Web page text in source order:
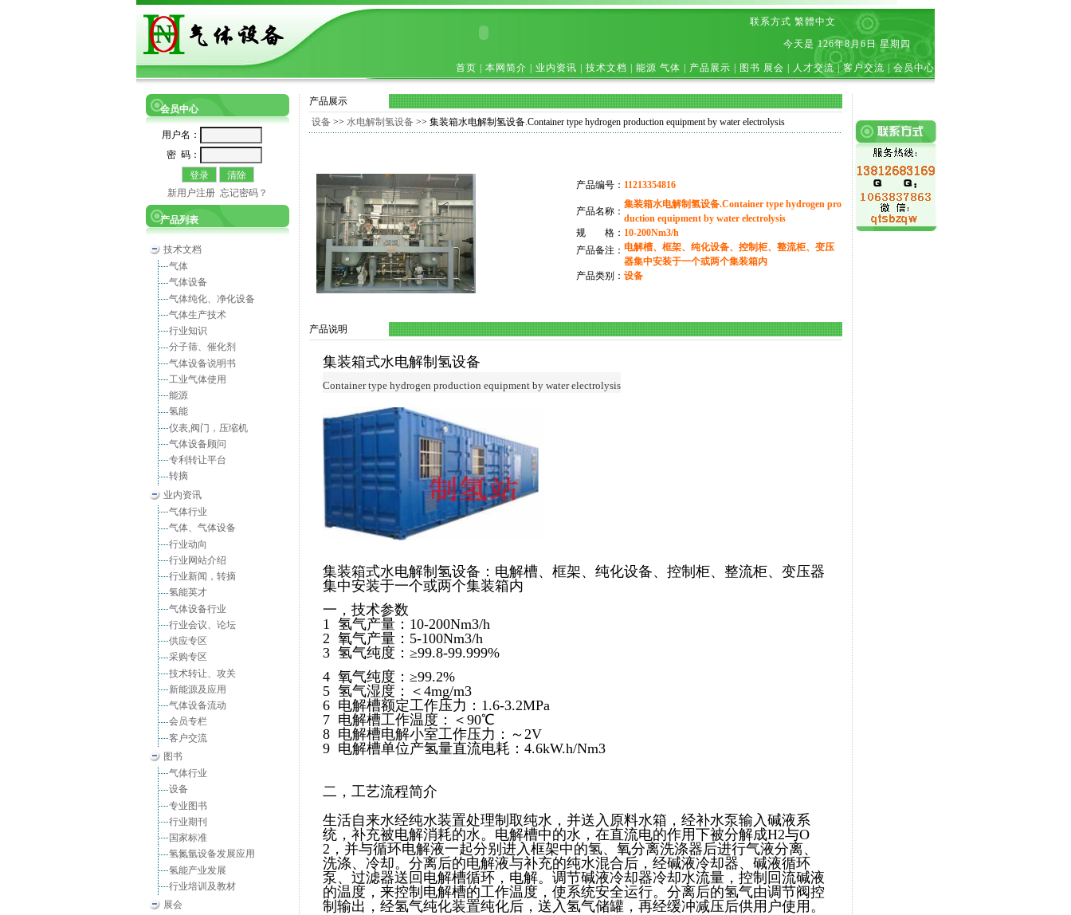
联系方式 繁體中文
今天是 126年8月6日 星期四
首页 本网简介 业内资讯 技术文档 能源 气体 产品展示 图书 展会 人才交流 客户交流 会员中心
会员中心
用户名：
密 码：
新用户注册 忘记密码？
产品列表
技术文档
气体
气体设备
气体纯化、净化设备
气体生产技术
行业知识
分子筛、催化剂
气体设备说明书
工业气体使用
能源
氢能
仪表,阀门，压缩机
气体设备顾问
专利转让平台
转摘
业内资讯
气体行业
气体、气体设备
行业动向
行业网站介绍
行业新闻，转摘
氢能英才
气体设备行业
行业会议、论坛
供应专区
采购专区
技术转让、攻关
新能源及应用
气体设备流动
会员专栏
客户交流
图书
气体行业
设备
专业图书
行业期刊
国家标准
氢氮氩设备发展应用
氢能产业发展
行业培训及教材
展会
产品展示
设备 >> 水电解制氢设备 >> 集装箱水电解制氢设备.Container type hydrogen production equipment by water electrolysis
产品编号： 11213354816
产品名称：
集装箱水电解制氢设备.Container type hydrogen pro
duction equipment by water electrolysis
规 格： 10-200Nm3/h
产品备注： 电解槽、框架、纯化设备、控制柜、整流柜、变压
器集中安装于一个或两个集装箱内
产品类别： 设备
产品说明
集装箱式水电解制氢设备
Container type hydrogen production equipment by water electrolysis
集装箱式水电解制氢设备：电解槽、框架、纯化设备、控制柜、整流柜、变压器
集中安装于一个或两个集装箱内
一，技术参数
1 氢气产量：10-200Nm3/h
2 氧气产量：5-100Nm3/h
3 氢气纯度：≥99.8-99.999%
4 氧气纯度：≥99.2%
5 氢气湿度：＜4mg/m3
6 电解槽额定工作压力：1.6-3.2MPa
7 电解槽工作温度：＜90℃
8 电解槽电解小室工作压力：～2V
9 电解槽单位产氢量直流电耗：4.6kW.h/Nm3
二，工艺流程简介
生活自来水经纯水装置处理制取纯水，并送入原料水箱，经补水泵输入碱液系
统，补充被电解消耗的水。电解槽中的水，在直流电的作用下被分解成H2与O
2，并与循环电解液一起分别进入框架中的氢、氧分离洗涤器后进行气液分离、
洗涤、冷却。分离后的电解液与补充的纯水混合后，经碱液冷却器、碱液循环
泵、过滤器送回电解槽循环，电解。调节碱液冷却器冷却水流量，控制回流碱液
的温度，来控制电解槽的工作温度，使系统安全运行。分离后的氢气由调节阀控
制输出，经氢气纯化装置纯化后，送入氢气储罐，再经缓冲减压后供用户使用。